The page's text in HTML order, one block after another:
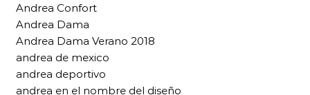
Andrea Confort
Andrea Dama
Andrea Dama Verano 2018
andrea de mexico
andrea deportivo
andrea en el nombre del diseño